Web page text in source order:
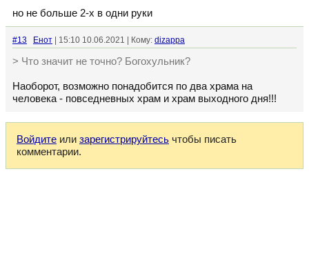
но не больше 2-х в одни руки
#13 Енот | 15:10 10.06.2021 | Кому: dizappa
> Что значит не точно? Богохульник?
Наоборот, возможно понадобится по два храма на
человека - повседневных храм и храм выходного дня!!!
Войдите или зарегистрируйтесь чтобы писать
комментарии.